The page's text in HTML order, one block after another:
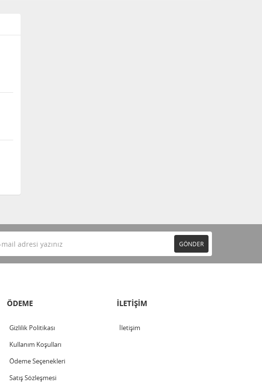
GÖNDER
ÖDEME
Gizlilik Politikası
Kullanım Koşulları
Ödeme Seçenekleri
Satış Sözleşmesi
İLETİŞİM
İletişim